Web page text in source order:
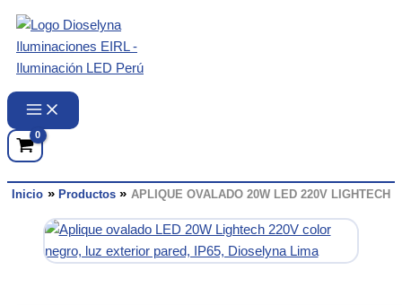
contenido
Inicio Productos APLIQUE OVALADO 20W LED 220V LIGHTECH